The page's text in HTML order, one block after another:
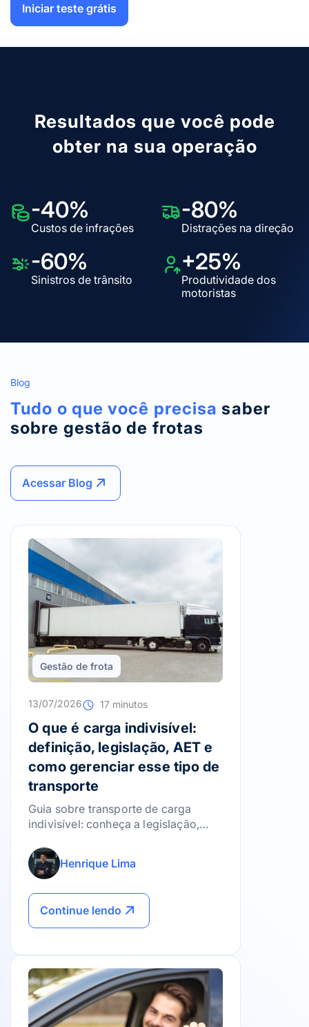
Iniciar teste grátis
Resultados que você pode
obter na sua operação
-40%
Custos de infrações
-80%
Distrações na direção
-60%
Sinistros de trânsito
+25%
Produtividade dos
motoristas
Blog
Tudo o que você precisa saber
sobre gestão de frotas
Acessar Blog
Gestão de frota
13/07/2026 17 minutos
O que é carga indivisível:
definição, legislação, AET e
como gerenciar esse tipo de
transporte
Guia sobre transporte de carga
indivisível: conheça a legislação,
práticas para gerenciar riscos.
Henrique Lima
Continue lendo